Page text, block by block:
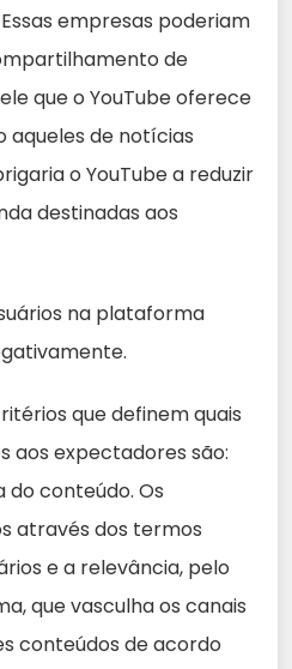
empresas poderiam
de
que o YouTube oferece
aqueles de notícias
o YouTube a reduzir
destinadas aos
na plataforma
que definem quais
aos expectadores são:
do conteúdo. Os
através dos termos
e a relevância, pelo
que vasculha os canais
conteúdos de acordo